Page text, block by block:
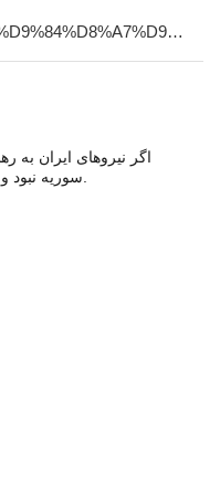
اگر نیروهای ایران به